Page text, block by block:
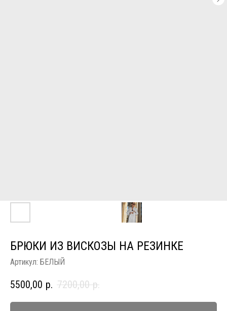
БРЮКИ ИЗ ВИСКОЗЫ НА РЕЗИНКЕ
Артикул: БЕЛЫЙ
5500,00 р. 7200,00 р.